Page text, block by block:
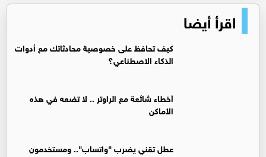
اقرأ أيضا
كيف تحافظ على خصوصية محادثاتك مع أدوات
الذكاء الاصطناعي؟
أخطاء شائعة مع الراوتر .. لا تضعه في هذه
الأماكن
عطل تقني يضرب "واتساب".. ومستخدمون